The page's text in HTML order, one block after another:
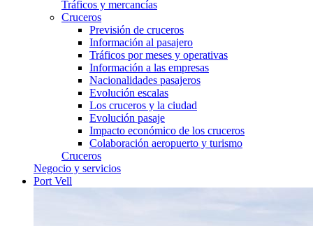
Tráficos y mercancías
Cruceros
Previsión de cruceros
Información al pasajero
Tráficos por meses y operativas
Información a las empresas
Nacionalidades pasajeros
Evolución escalas
Los cruceros y la ciudad
Evolución pasaje
Impacto económico de los cruceros
Colaboración aeropuerto y turismo
Cruceros
Negocio y servicios
Port Vell